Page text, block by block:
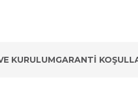
KURULUMGARANTI